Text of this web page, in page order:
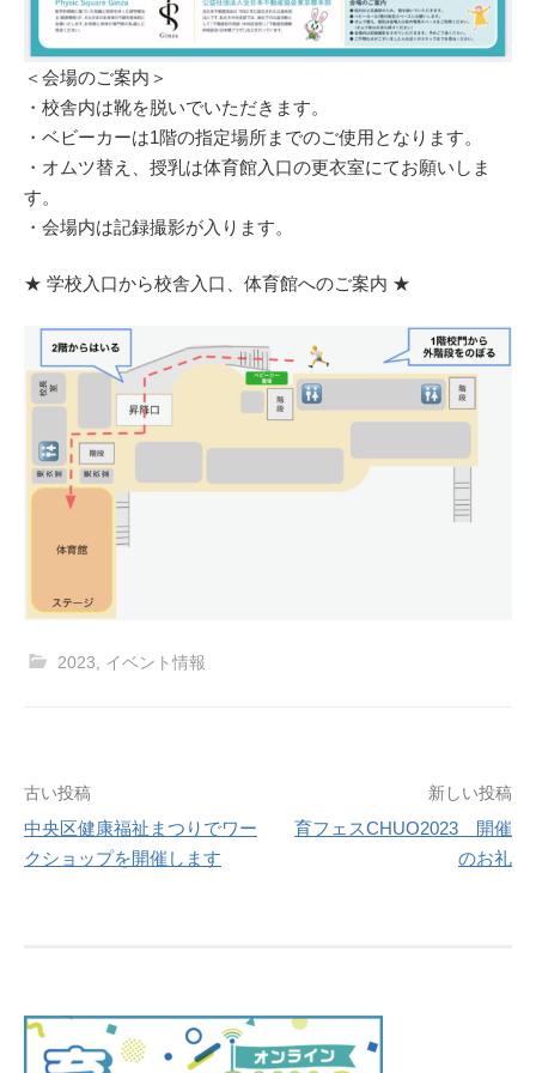
＜会場のご案内＞
・校舎内は靴を脱いでいただきます。
・ベビーカーは1階の指定場所までのご使用となります。
・オムツ替え、授乳は体育館入口の更衣室にてお願いしま
す。
・会場内は記録撮影が入ります。
★ 学校入口から校舎入口、体育館へのご案内 ★
2023 イベント情報
投
稿
ー
シ
古い投稿
中央区健康福祉まつりでワー
クショップを開催します
新しい投稿
育フェスCHUO2023 開催
のお礼